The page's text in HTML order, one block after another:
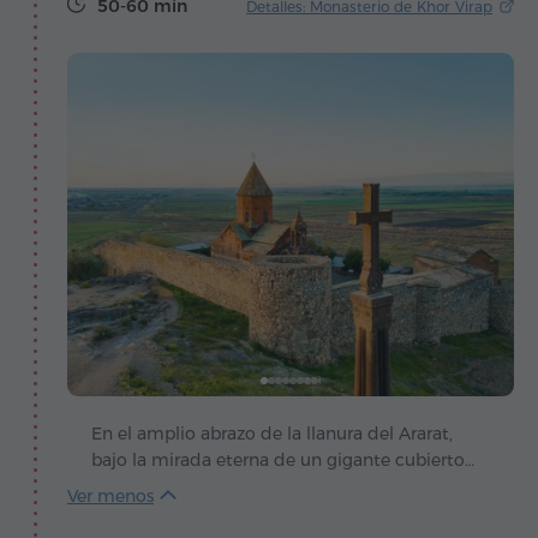
50-60 min Detalles: Monasterio de Khor Virap
En el amplio abrazo de la llanura del Ararat,
bajo la mirada eterna de un gigante cubierto
de nieve, se alza Khor Virap – un santuario